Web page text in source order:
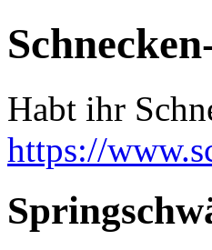
Habt ihr
https://